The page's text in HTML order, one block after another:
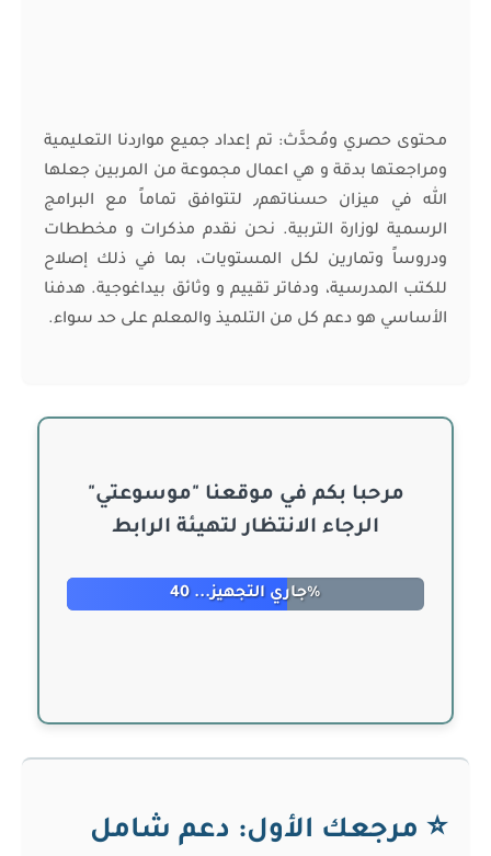
محتوى حصري ومُحدَّث: تم إعداد جميع مواردنا التعليمية
ومراجعتها بدقة و هي اعمال مجموعة من المربين جعلها
الله في ميزان حسناتهم٫ لتتوافق تماماً مع البرامج
الرسمية لوزارة التربية. نحن نقدم مذكرات و مخططات
ودروساً وتمارين لكل المستويات، بما في ذلك إصلاح
للكتب المدرسية، ودفاتر تقييم و وثائق بيداغوجية. هدفنا
الأساسي هو دعم كل من التلميذ والمعلم على حد سواء.
مرحبا بكم في موقعنا "موسوعتي"
الرجاء الانتظار لتهيئة الرابط
جاري التجهيز... 47%
⭐ مرجعك الأول: دعم شامل